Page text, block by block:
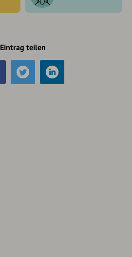
Eintrag teilen